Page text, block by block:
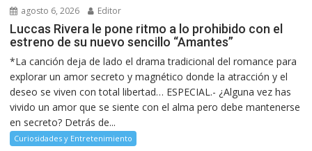
agosto 6, 2026 Editor
Luccas Rivera le pone ritmo a lo prohibido con el
estreno de su nuevo sencillo “Amantes”
*La canción deja de lado el drama tradicional del romance para
explorar un amor secreto y magnético donde la atracción y el
deseo se viven con total libertad… ESPECIAL.- ¿Alguna vez has
vivido un amor que se siente con el alma pero debe mantenerse
en secreto? Detrás de...
Curiosidades y Entretenimiento